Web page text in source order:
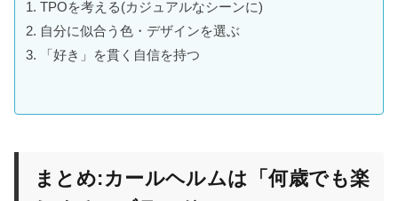
1. TPOを考える(カジュアルなシーンに)
2. 自分に似合う色・デザインを選ぶ
3. 「好き」を貫く自信を持つ
まとめ:カールヘルムは「何歳でも楽